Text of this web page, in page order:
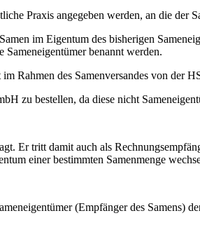
Praxis angegeben werden, an die der
im Eigentum des bisherigen
Sameneigentümer benannt werden.
Rahmen des Samenversandes von der
zu bestellen, da diese nicht
Er tritt damit auch als
einer bestimmten Samenmenge
(Empfänger des Samens)